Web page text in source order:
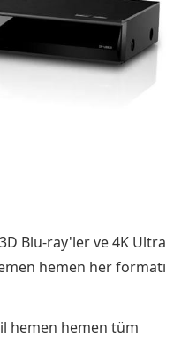
Blu-ray'ler ve 4K Ultra
hemen her formatı
hemen hemen tüm